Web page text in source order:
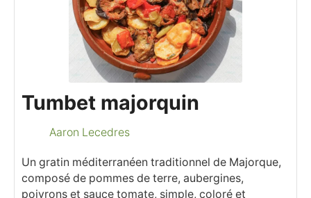
Tumbet majorquin
Aaron Lecedres
Un gratin méditerranéen traditionnel de Majorque,
composé de pommes de terre, aubergines,
poivrons et sauce tomate, simple, coloré et